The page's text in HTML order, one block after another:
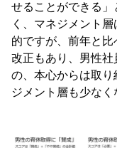
せることができる
く、マネジメント
的ですが、前年と
改正もあり、男性
の、本心からは取
ジメント層も少なく